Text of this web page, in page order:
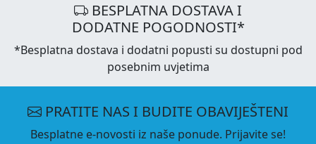
BESPLATNA DOSTAVA I
DODATNE POGODNOSTI*
*Besplatna dostava i dodatni popusti su dostupni pod
posebnim uvjetima
PRATITE NAS I BUDITE OBAVIJEŠTENI
Besplatne e-novosti iz naše ponude. Prijavite se!